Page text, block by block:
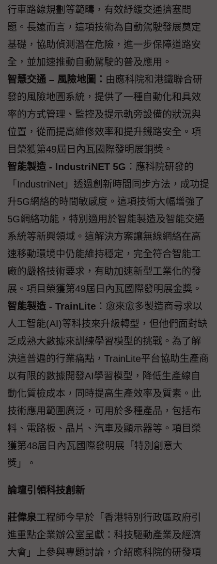
行車路線規劃等範疇，有效紓緩交通擠塞問
題。長遠而言，這項技術為自動駕駛發展奠定
基礎，協助偵測潛在危險，進一步保障道路安
全，並加速推動自動駕駛的普及應用。
智慧交通 – 風險地圖： 由應科院和港鐵聯合研
發的風險地圖系統，提供了一種自動化和具效
率的方式管理、監控及提示軌旁設備的狀況與
位置，從而提高維修效率和提升鐵路安全。項
目榮獲第49屆日內瓦國際發明展銅獎。
智能製造 - IndustriNET 5G ：應科院研發的
「IndustriNet」透過創新時間同步方法，成功提
升5G網絡的時間敏感度。這項技術大幅增強了
5G網絡功能，特別適用於智能製造及智能交通
系統等新興領域。這解決方案讓無線網絡在高
速移動環境中仍能維持穩定，完全符合智能工
廠的嚴格技術要求，有助加速新型工業化的發
展。項目榮獲第49屆日內瓦國際發明展金獎。
智能製造 - TrainLite ：愈來愈多製造商尋求以
人工智能(AI)等科技來升級轉型，但他們面對缺
乏成熟大數據來訓練學習模型的挑戰。為了解
決這普遍的行業痛點，TrainLite平台協助生產商
以有限的數據開發AI學習模型，降低生產線自
動化質檢成本，同時提高生產效率及質素。此
技術應用範圍廣泛，可用於多種產品，包括布
料、電路板、晶片、汽車及顯示器等。項目榮
獲第48屆日內瓦國際發明展「特別創意大
獎」。
論壇引領科技創新
莊偉泉工程師今早於「香港特別行政區政府引
進重點企業辦公室呈獻：科技驅動產業及經濟
大會」上參與專題討論，介紹應科院的研發項